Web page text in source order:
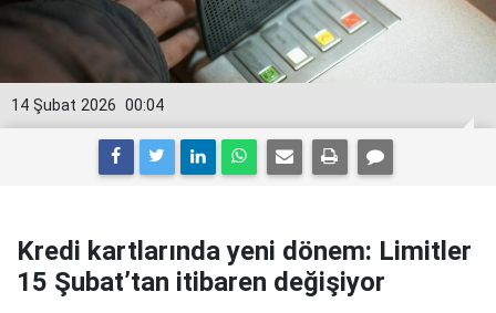
00:04
14 Şubat 2026
Kredi kartlarında yeni dönem: Limitler
15 Şubat’tan itibaren değişiyor